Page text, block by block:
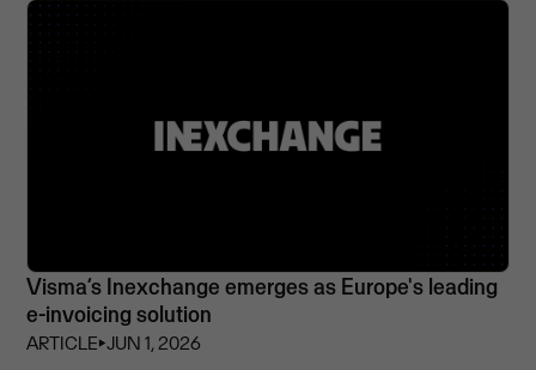
Visma’s Inexchange emerges as Europe's leading
e-invoicing solution
ARTICLE⏵JUN 1, 2026